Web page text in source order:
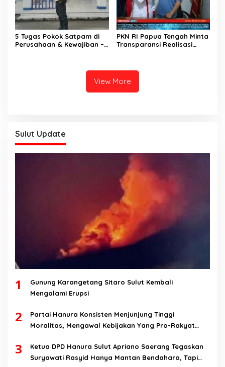
5 Tugas Pokok Satpam di
Perusahaan & Kewajiban –
PKN RI Papua Tengah Minta
Transparansi Realisasi
View More
Sulut Update
1
Gunung Karangetang Sitaro Sulut Kembali
Mengalami Erupsi
2
Partai Hanura Konsisten Menjunjung Tinggi
Moralitas, Mengawal Kebijakan Yang Pro-Rakyat
3
Ketua DPD Hanura Sulut Apriano Saerang Tegaskan
Suryawati Rasyid Hanya Mantan Bendahara, Tapi